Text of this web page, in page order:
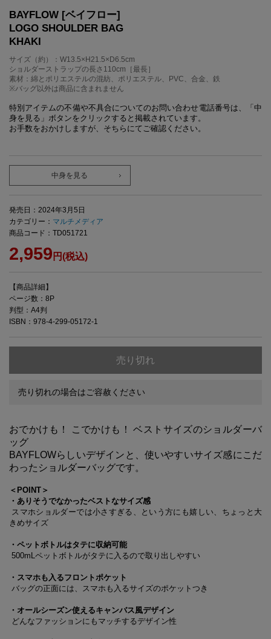
BAYFLOW [ベイフロー]
LOGO SHOULDER BAG
KHAKI
サイズ（約）：W13.5×H21.5×D6.5cm
ショルダーストラップの長さ110cm［最長］
素材：綿とポリエステルの混紡、ポリエステル、PVC、合金、鉄
※バッグ以外は商品に含まれません
特別アイテムの不備や不具合についてのお問い合わせ電話番号は、「中
身を見る」ボタンをクリックすると掲載されています。
お手数をおかけしますが、そちらにてご確認ください。
中身を見る
発売日：2024年3月5日
カテゴリー： マルチメディア
商品コード：TD051721
2,959 円(税込)
【商品詳細】
ページ数：8P
判型：A4判
ISBN：978-4-299-05172-1
売り切れ
売り切れの場合はご容赦ください
おでかけも！ こでかけも！ ベストサイズのショルダーバ
ッグ
BAYFLOWらしいデザインと、使いやすいサイズ感にこだ
わったショルダーバッグです。
＜POINT＞
・ありそうでなかったベストなサイズ感
スマホショルダーでは小さすぎる、という方にも嬉しい、ちょっと大
きめサイズ
・ペットボトルはタテに収納可能
500mLペットボトルがタテに入るので取り出しやすい
・スマホも入るフロントポケット
バッグの正面には、スマホも入るサイズのポケットつき
・オールシーズン使えるキャンバス風デザイン
どんなファッションにもマッチするデザイン性